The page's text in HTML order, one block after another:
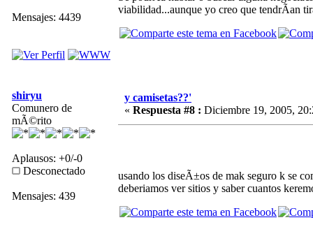
Mensajes: 4439
viabilidad...aunque yo creo que tendrÃ­an
shiryu
Comunero de
mÃ©rito
Aplausos: +0/-0
Desconectado
Mensajes: 439
y camisetas??'
« Respuesta #8 : Diciembre 19, 2005,
usando los diseÃ±os de mak seguro k se
deberiamos ver sitios y saber cuantos